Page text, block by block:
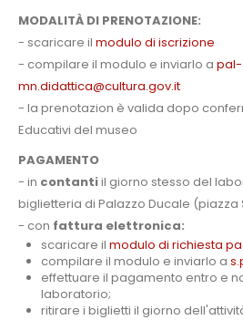
MODALITÀ DI PRENOTAZIONE:
- scaricare il modulo di iscrizione
- compilare il modulo e inviarlo a pal-
mn.didattica@cultura.gov.it
- la prenotazion è valida dopo
Educativi del museo
PAGAMENTO
- in contantiil giorno stesso del
biglietteria di Palazzo Ducale (piazza
- con fattura elettronica:
scaricare il modulo di richiesta
compilare il modulo e inviarlo a
effettuare il pagamento entro e
laboratorio;
ritirare i biglietti il giorno